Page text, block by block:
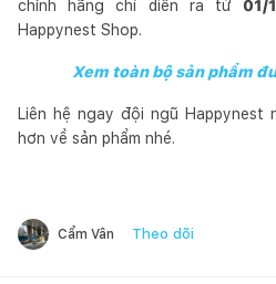
chính hãng chỉ diễn ra từ 01/
Happynest Shop.
Xem toàn bộ sản phẩm
Liên hệ ngay đội ngũ
hơn về sản phẩm nhé.
Cẩm Vân Theo dõi